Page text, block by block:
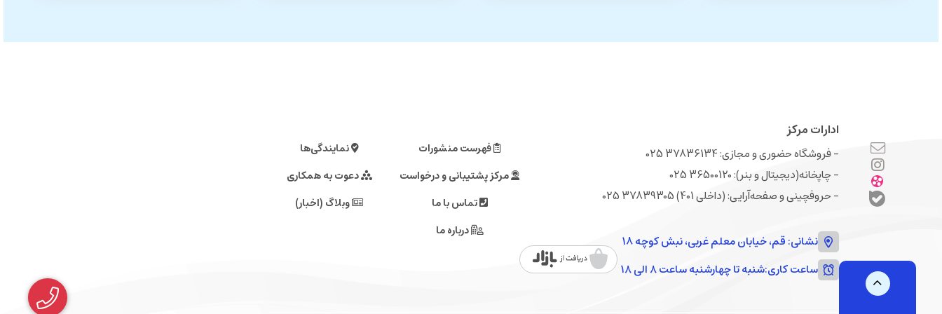
ادارات مرکز
- فروشگاه حضوری و مجازی: 37836134 025
- چاپخانه(دیجیتال و بنر): 36500120 025
- حروفچینی و صفحه‌‌آرایی: (داخلی 401) 37839305 025
نشانی: قم، خیابان معلم غربی، نبش کوچه 18
ساعت کاری:شنبه تا چهارشنبه ساعت ۸ الی ۱۸
فهرست منشورات
نمایندگی‌ها
مرکز پشتیبانی و درخواست
دعوت به همکاری
تماس با ما
وبلاگ (اخبار)
درباره ما